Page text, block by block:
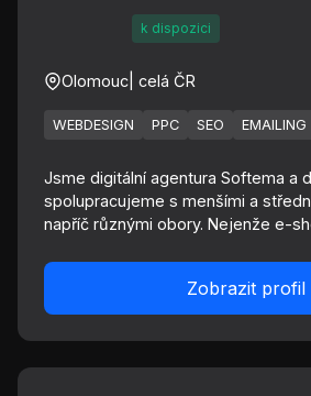
k dispozici
Olomouc | celá ČR
WEBDESIGN PPC SEO EMAILING
Jsme digitální agentura Softema a
spolupracujeme s menšími a
napříč různými obory. Nejenže e-
Zobrazit profil